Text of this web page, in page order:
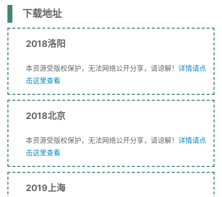
下载地址
2018洛阳
本资源受版权保护，无法网络公开分享，请谅解！ 详情请点
击这里查看
2018北京
本资源受版权保护，无法网络公开分享，请谅解！ 详情请点
击这里查看
2019上海